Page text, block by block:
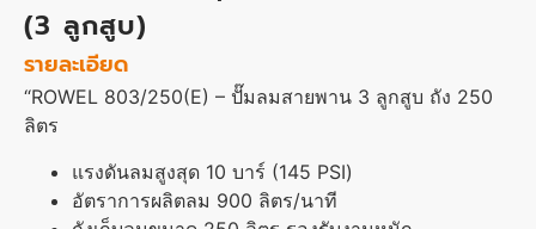
(3 ลูกสูบ)
รายละเอียด
“ROWEL 803/250(E) – ปั๊มลมสายพาน 3 ลูกสูบ ถัง 250
ลิตร
แรงดันลมสูงสุด 10 บาร์ (145 PSI)
อัตราการผลิตลม 900 ลิตร/นาที